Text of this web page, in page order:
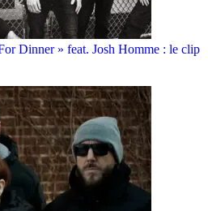
Dinner » feat. Josh Homme : le clip